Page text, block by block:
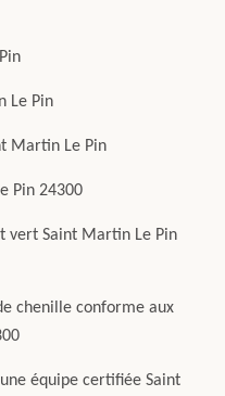
Le Pin
Martin Le Pin
Pin 24300
vert Saint Martin Le Pin
chenille conforme aux
équipe certifiée Saint